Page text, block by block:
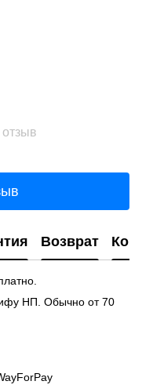
Возврат
НП. Обычно от 70